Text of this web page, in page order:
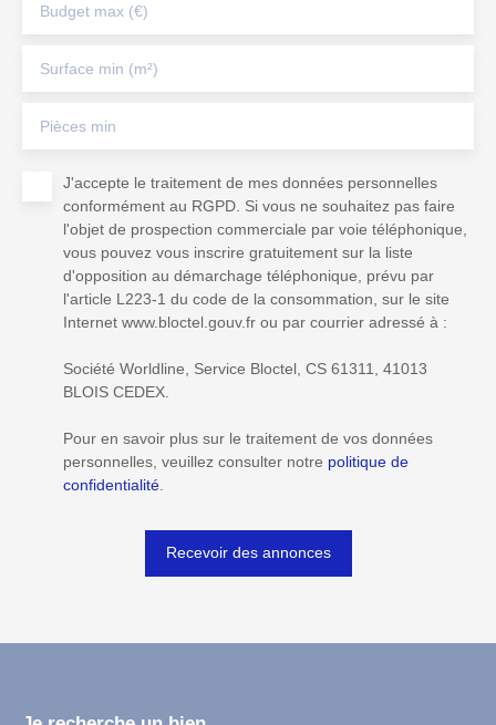
Budget max (€)
Surface min (m²)
Pièces min
J'accepte le traitement de mes données personnelles
conformément au RGPD. Si vous ne souhaitez pas faire
l'objet de prospection commerciale par voie téléphonique,
vous pouvez vous inscrire gratuitement sur la liste
d'opposition au démarchage téléphonique, prévu par
l'article L223-1 du code de la consommation, sur le site
Internet www.bloctel.gouv.fr ou par courrier adressé à :
Société Worldline, Service Bloctel, CS 61311, 41013
BLOIS CEDEX.
Pour en savoir plus sur le traitement de vos données
personnelles, veuillez consulter notre politique de
confidentialité
Recevoir des annonces